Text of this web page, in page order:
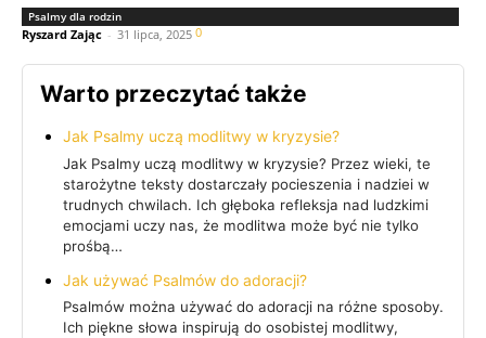
Psalmy dla rodzin
Ryszard Zając - 31 lipca, 2025 0
Warto przeczytać także
Jak Psalmy uczą modlitwy w kryzysie?
Jak Psalmy uczą modlitwy w kryzysie? Przez wieki, te
starożytne teksty dostarczały pocieszenia i nadziei w
trudnych chwilach. Ich głęboka refleksja nad ludzkimi
emocjami uczy nas, że modlitwa może być nie tylko
prośbą…
Jak używać Psalmów do adoracji?
Psalmów można używać do adoracji na różne sposoby.
Ich piękne słowa inspirują do osobistej modlitwy,